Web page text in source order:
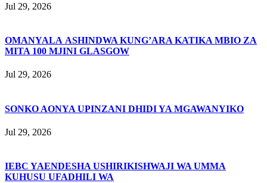
Jul 29, 2026
OMANYALA ASHINDWA KUNG’ARA KATIKA MBIO ZA
MITA 100 MJINI GLASGOW
Jul 29, 2026
SONKO AONYA UPINZANI DHIDI YA MGAWANYIKO
Jul 29, 2026
IEBC YAENDESHA USHIRIKISHWAJI WA UMMA
KUHUSU UFADHILI WA